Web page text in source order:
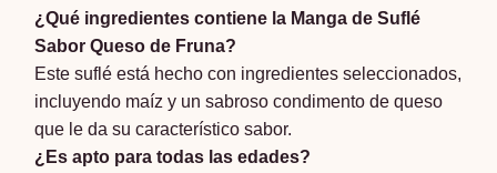
¿Qué ingredientes contiene la Manga de Suflé
Sabor Queso de Fruna?
Este suflé está hecho con ingredientes seleccionados,
incluyendo maíz y un sabroso condimento de queso
que le da su característico sabor.
¿Es apto para todas las edades?